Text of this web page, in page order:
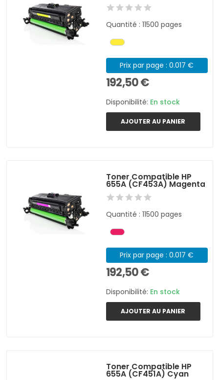
Quantité : 11500 pages
Prix par page : 0.017 €
192,50 €
Disponibilité: En stock
AJOUTER AU PANIER
Toner Compatible HP
655A (CF453A) Magenta
Quantité : 11500 pages
Prix par page : 0.017 €
192,50 €
Disponibilité: En stock
AJOUTER AU PANIER
Toner Compatible HP
655A (CF451A) Cyan